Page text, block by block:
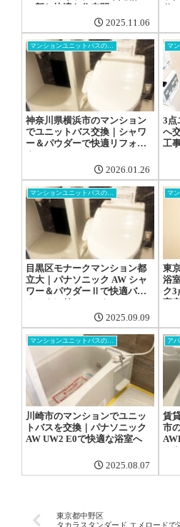
一新し快適な住空間へ
2025.11.06
Ⅱ
神奈川県横浜市のマンション
でユニットバス交換｜シャワ
ー＆パウダーで快適リフォー
ム
2026.01.26
3点
へ
工
マンションユニットバスの交換工事
目黒区モナークマンション都
立大｜パナソニック AW シャ
ワー＆パウダーⅡで快適バス
ルームにリフォーム
2025.09.09
東
浴
ク3
室
マンションユニットバスの交換工事
川崎市のマンションでユニッ
トバスを交換｜パナソニック
AW UW2 E0で快適な浴室へ
2025.08.07
賃
市
ーム
東京都中野区
タカラスタンダード エメロードで